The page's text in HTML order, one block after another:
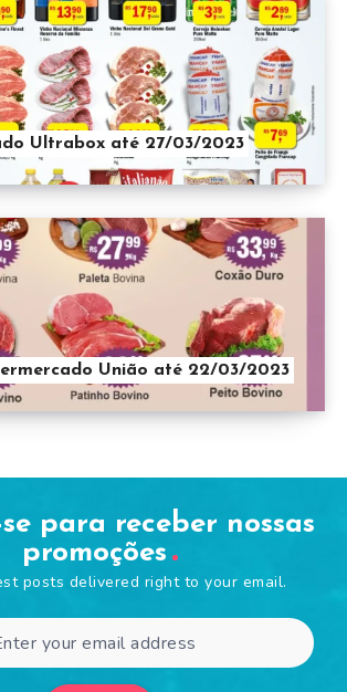
Ultrabox até 27/03/2023
União até 22/03/2023
para receber nossas
promoções
posts delivered right to your email.